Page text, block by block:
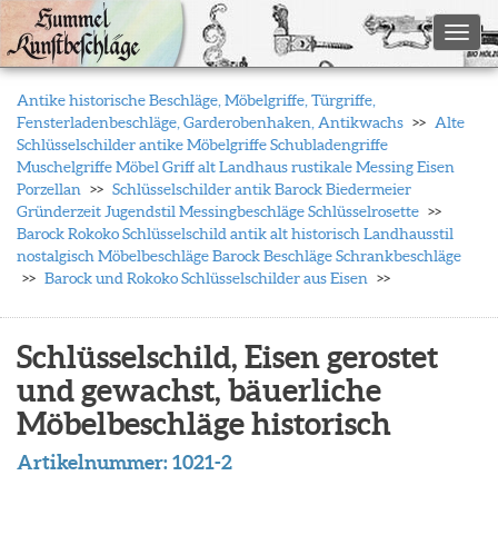
Antike historische Beschläge, Möbelgriffe, Türgriffe,
Fensterladenbeschläge, Garderobenhaken, Antikwachs
Alte
Schlüsselschilder antike Möbelgriffe Schubladengriffe
Muschelgriffe Möbel Griff alt Landhaus rustikale Messing Eisen
Porzellan
Schlüsselschilder antik Barock Biedermeier
Gründerzeit Jugendstil Messingbeschläge Schlüsselrosette
Barock Rokoko Schlüsselschild antik alt historisch Landhausstil
nostalgisch Möbelbeschläge Barock Beschläge Schrankbeschläge
Barock und Rokoko Schlüsselschilder aus Eisen
Schlüsselschild, Eisen gerostet
und gewachst, bäuerliche
Möbelbeschläge historisch
Artikelnummer:1021-2